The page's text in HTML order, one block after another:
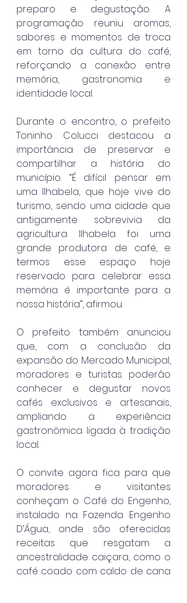
preparo e degustação. A
programação reuniu aromas,
sabores e momentos de troca
em torno da cultura do café,
reforçando a conexão entre
memória, gastronomia e
identidade local.
Durante o encontro, o prefeito
Toninho Colucci destacou a
importância de preservar e
compartilhar a história do
município. “É difícil pensar em
uma Ilhabela, que hoje vive do
turismo, sendo uma cidade que
antigamente sobrevivia da
agricultura. Ilhabela foi uma
grande produtora de café, e
termos esse espaço hoje
reservado para celebrar essa
memória é importante para a
nossa história”, afirmou.
O prefeito também anunciou
que, com a conclusão da
expansão do Mercado Municipal,
moradores e turistas poderão
conhecer e degustar novos
cafés exclusivos e artesanais,
ampliando a experiência
gastronômica ligada à tradição
local.
O convite agora fica para que
moradores e visitantes
conheçam o Café do Engenho,
instalado na Fazenda Engenho
D’Água, onde são oferecidas
receitas que resgatam a
ancestralidade caiçara, como o
café coado com caldo de cana